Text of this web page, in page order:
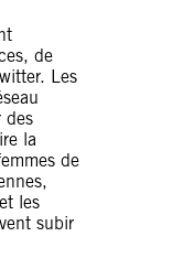
de
Les
des
la
de
les
subir